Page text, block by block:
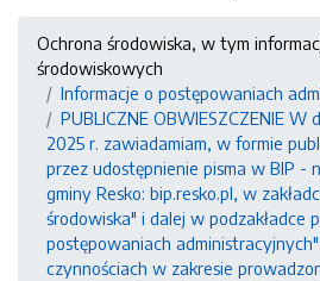
Ochrona środowiska, w tym
środowiskowych
Informacje o postępowaniach
PUBLICZNE OBWIESZCZENIE W
2025 r. zawiadamiam, w formie
przez udostępnienie pisma w BIP -
gminy Resko: bip.resko.pl, w
środowiska" i dalej w podzakładce
postępowaniach
czynnościach w zakresie